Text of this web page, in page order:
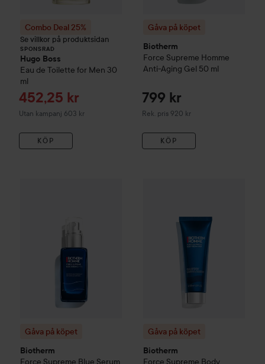
Combo Deal 25%
Se villkor på produktsidan
SPONSRAD
Hugo Boss
Eau de Toilette for Men 30
ml
Reapris
452,25 kr
Utan kampanj 603 kr
KÖP
Gåva på köpet
Biotherm
Force Supreme Homme
Anti-Aging Gel 50 ml
799 kr
Rek. pris 920 kr
Rekommenderat pris 920 kr
KÖP
Gåva på köpet
Biotherm
Force Supreme Blue Serum
Gåva på köpet
Biotherm
Force Supreme Body